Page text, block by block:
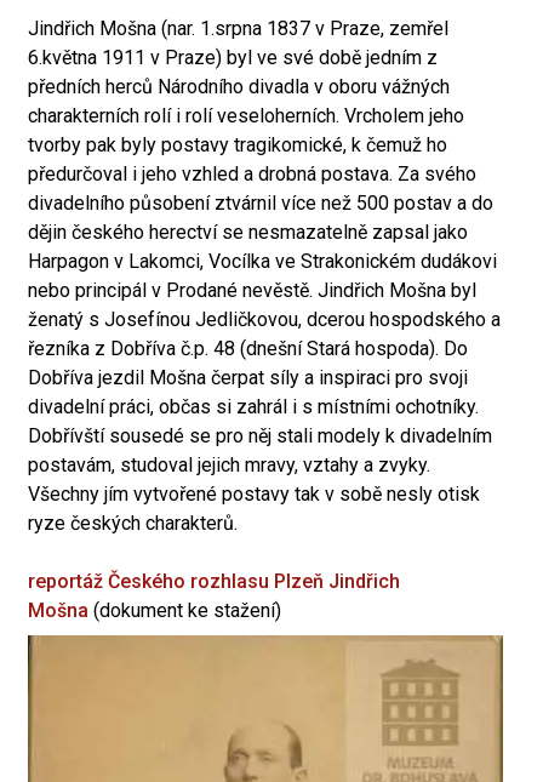
Jindřich Mošna (nar. 1.srpna 1837 v Praze, zemřel
6.května 1911 v Praze) byl ve své době jedním z
předních herců Národního divadla v oboru vážných
charakterních rolí i rolí veseloherních. Vrcholem jeho
tvorby pak byly postavy tragikomické, k čemuž ho
předurčoval i jeho vzhled a drobná postava. Za svého
divadelního působení ztvárnil více než 500 postav a do
dějin českého herectví se nesmazatelně zapsal jako
Harpagon v Lakomci, Vocílka ve Strakonickém dudákovi
nebo principál v Prodané nevěstě. Jindřich Mošna byl
ženatý s Josefínou Jedličkovou, dcerou hospodského a
řezníka z Dobříva č.p. 48 (dnešní Stará hospoda). Do
Dobříva jezdil Mošna čerpat síly a inspiraci pro svoji
divadelní práci, občas si zahrál i s místními ochotníky.
Dobřívští sousedé se pro něj stali modely k divadelním
postavám, studoval jejich mravy, vztahy a zvyky.
Všechny jím vytvořené postavy tak v sobě nesly otisk
ryze českých charakterů.
reportáž Českého rozhlasu Plzeň Jindřich
Mošna (dokument ke stažení)